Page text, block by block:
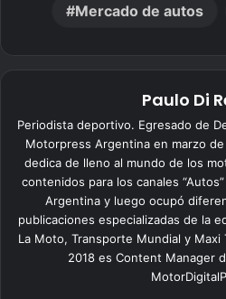
Mercado de autos
Paulo Di
Periodista deportivo. Egresado de
Motorpress Argentina en marzo
dedica de lleno al mundo de los
contenidos para los canales
Argentina y luego ocupó
publicaciones especializadas de la
La Moto, Transporte Mundial y
2018 es Content Manager